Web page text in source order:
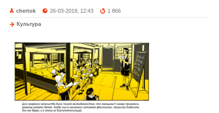
chertok 26-03-2019, 12:43 1 866
Культура